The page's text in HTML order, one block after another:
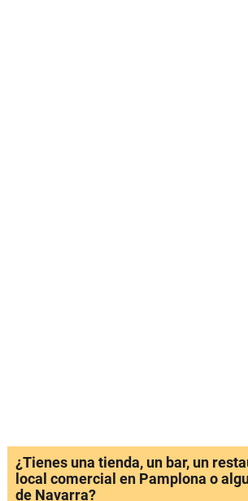
¿Tienes una tienda, un bar, un
local comercial en Pamplona o
de Navarra?